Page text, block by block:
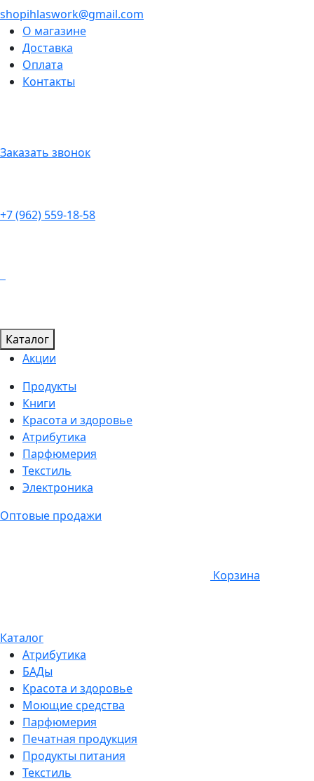
shopihlaswork@gmail.com
О магазине
Доставка
Оплата
Контакты
Заказать звонок
+7 (962) 559-18-58
Каталог
Акции
Продукты
Книги
Красота и здоровье
Атрибутика
Парфюмерия
Текстиль
Электроника
Оптовые продажи
Корзина
Каталог
Атрибутика
БАДы
Красота и здоровье
Моющие средства
Парфюмерия
Печатная продукция
Продукты питания
Текстиль